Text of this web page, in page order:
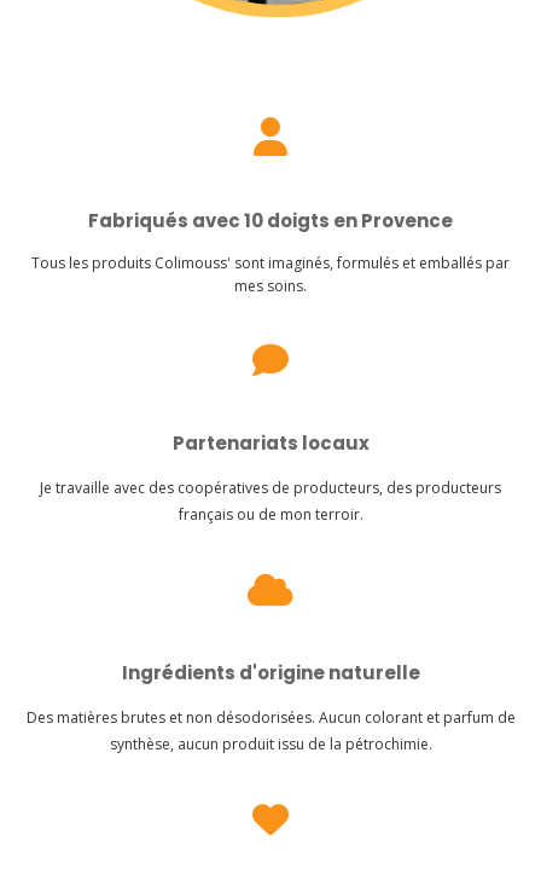

Fabriqués avec 10 doigts en Provence
Tous les produits Colimouss' sont imaginés, formulés et emballés par
mes soins.

Partenariats locaux
Je travaille avec des coopératives de producteurs, des producteurs
français ou de mon terroir.

Ingrédients d'origine naturelle
Des matières brutes et non désodorisées. Aucun colorant et parfum de
synthèse, aucun produit issu de la pétrochimie.
